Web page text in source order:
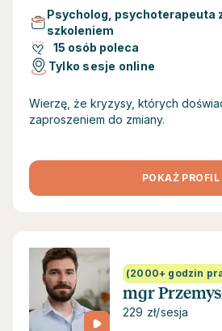
Psycholog, psychoterapeuta
szkoleniem
15 osób poleca
Tylko sesje online
Wierzę, że kryzysy, których
zaproszeniem do zmiany.
POKAŻ PROFIL
(2000+ godzin
mgr
229 zł/sesja